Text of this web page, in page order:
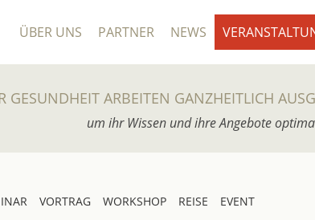
ÜBER UNS PARTNER NEWS
GESUNDHEIT ARBEITEN GANZHEITLICH
um ihr Wissen und ihre Angebote
VORTRAG WORKSHOP REISE EVENT